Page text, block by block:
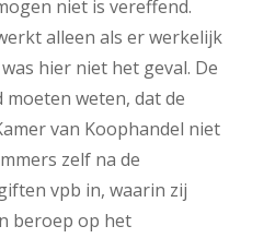
niet is vereffend.
alleen als er werkelijk
hier niet het geval. De
weten, dat de
van Koophandel niet
zelf na de
vpb in, waarin zij
beroep op het